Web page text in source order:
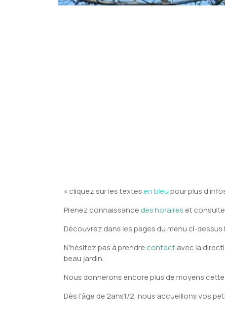
« cliquez sur les textesen bleupour plus
Prenez connaissance des horaires et
Découvrez dans les pages du menu ci-dessus
N’hésitez pas à prendre contactavec la
beau jardin.
Nous donnerons encore plus de moyens
Dès l’âge de 2ans1/2, nous accueillons vos